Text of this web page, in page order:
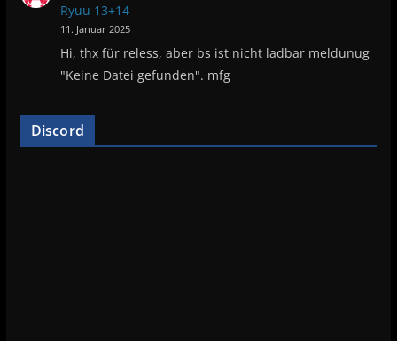
Ryuu 13+14
11. Januar 2025
Hi, thx für reless, aber bs ist nicht ladbar meldunug
"Keine Datei gefunden". mfg
Discord